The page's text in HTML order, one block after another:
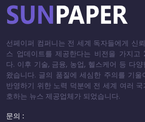
선페이퍼 컴퍼니는 전 세계 독자들에게 신
스 업데이트를 제공한다는 비전을 가지고
다. 이후 기술, 금융, 농업, 헬스케어 등 다
왔습니다. 글의 품질에 세심한 주의를 기
반영하기 위한 노력 덕분에 전 세계 여러
호하는 뉴스 제공업체가 되었습니다.
문의 :